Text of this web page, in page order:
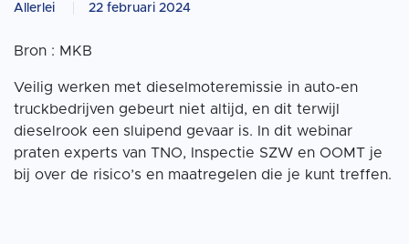
Allerlei 22 februari 2024
Bron : MKB
Veilig werken met dieselmoteremissie in auto-en
truckbedrijven gebeurt niet altijd, en dit terwijl
dieselrook een sluipend gevaar is. In dit webinar
praten experts van TNO, Inspectie SZW en OOMT je
bij over de risico’s en maatregelen die je kunt treffen.